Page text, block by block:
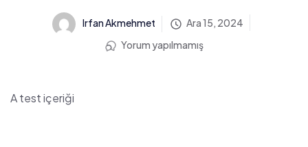
Irfan Akmehmet
Ara 15, 2024
Yorum yapılmamış
A test içeriği